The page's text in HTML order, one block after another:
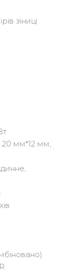
зіниці
мм*12 мм,